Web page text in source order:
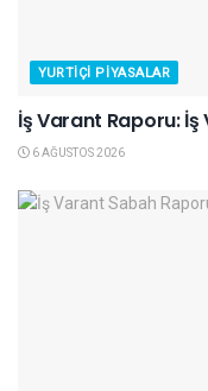
YURTIÇI PIYASALAR
İş Varant Raporu:
6 AĞUSTOS 2026